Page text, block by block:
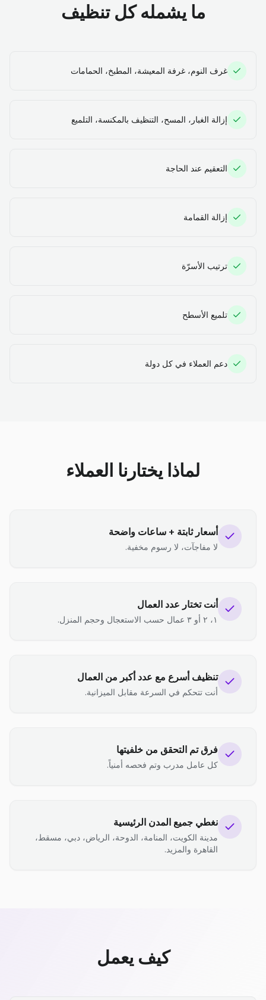
ما يشمله كل تنظيف
غرف النوم، غرفة المعيشة، المطبخ، الحمامات
إزالة الغبار، المسح، التنظيف بالمكنسة، التلميع
التعقيم عند الحاجة
إزالة القمامة
ترتيب الأسرّة
تلميع الأسطح
دعم العملاء في كل دولة
لماذا يختارنا العملاء
أسعار ثابتة + ساعات واضحة
لا مفاجآت، لا رسوم مخفية.
أنت تختار عدد العمال
١، ٢ أو ٣ عمال حسب الاستعجال وحجم المنزل.
تنظيف أسرع مع عدد أكبر من العمال
أنت تتحكم في السرعة مقابل الميزانية.
فرق تم التحقق من خلفيتها
كل عامل مدرب وتم فحصه أمنياً.
نغطي جميع المدن الرئيسية
مدينة الكويت، المنامة، الدوحة، الرياض، دبي، مسقط،
القاهرة والمزيد.
كيف يعمل